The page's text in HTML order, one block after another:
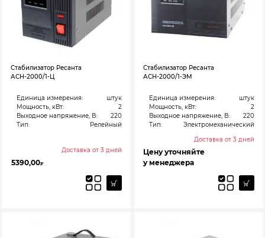
Стабилизатор Ресанта
АСН-2000/1-Ц
Единица измерения:
штук
Мощность, кВт:
2
Выходное напряжение, В:
220
Тип:
Релейный
Доставка от 3 дней
5390,00₽
Стабилизатор Ресанта
АСН-2000/1-ЭМ
Единица измерения:
штук
Мощность, кВт:
2
Выходное напряжение, В:
220
Тип:
Электромеханический
Доставка от 3 дней
Цену уточняйте
у менеджера